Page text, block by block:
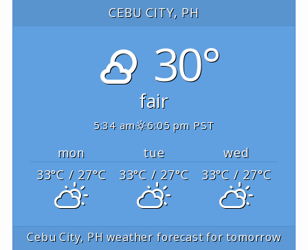
CEBU CITY, PH
30°
fair
5:34 am 6:05 pm PST
mon tue
wed
33°C / 27°C 33°C / 27°C 33°C / 27°C
Cebu City, PH weather forecast for tomorrow